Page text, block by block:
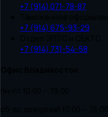
+7 (914) 071-78-87
+7 (914) 675-93-29
+7 (914) 731-54-58